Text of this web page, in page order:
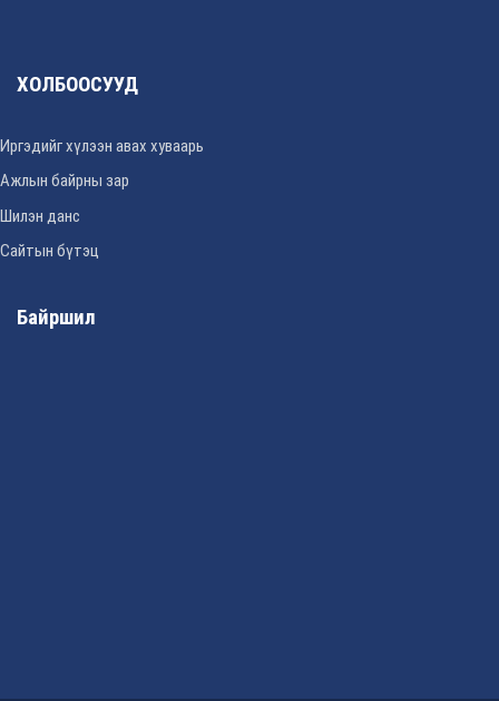
ХОЛБООСУУД
Иргэдийг хүлээн авах хуваарь
Ажлын байрны зар
Шилэн данс
Сайтын бүтэц
Байршил